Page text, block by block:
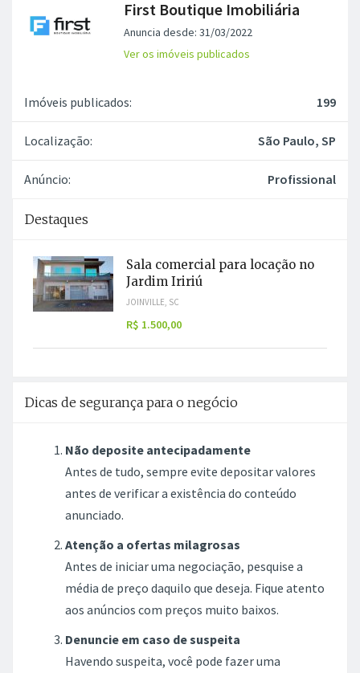
First Boutique Imobiliária
Anuncia desde: 31/03/2022
Ver os imóveis publicados
Imóveis publicados: 199
Localização: São Paulo, SP
Anúncio: Profissional
Destaques
Sala comercial para locação no
Jardim Iririú
JOINVILLE, SC
R$ 1.500,00
Dicas de segurança para o negócio
Não deposite antecipadamente
Antes de tudo, sempre evite depositar valores
antes de verificar a existência do conteúdo
anunciado.
Atenção a ofertas milagrosas
Antes de iniciar uma negociação, pesquise a
média de preço daquilo que deseja. Fique atento
aos anúncios com preços muito baixos.
Denuncie em caso de suspeita
Havendo suspeita, você pode fazer uma